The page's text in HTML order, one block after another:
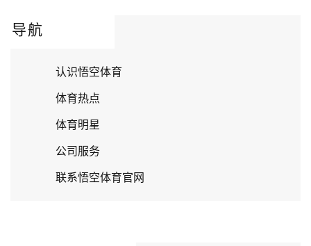
导航
认识悟空体育
体育热点
体育明星
公司服务
联系悟空体育官网